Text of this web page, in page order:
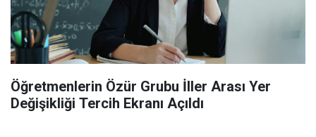
Öğretmenlerin Özür Grubu İller Arası Yer
Değişikliği Tercih Ekranı Açıldı